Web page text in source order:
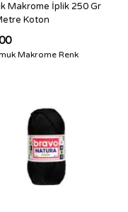
Makrome İplik 250 Gr
Koton
Makrome Renk